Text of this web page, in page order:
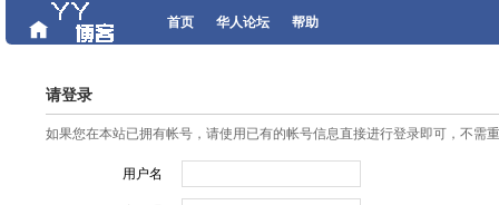
首页 华人论坛 帮助
请登录
如果您在本站已拥有帐号，请使用已有的帐号信息直接进行登录即可，不需
用户名